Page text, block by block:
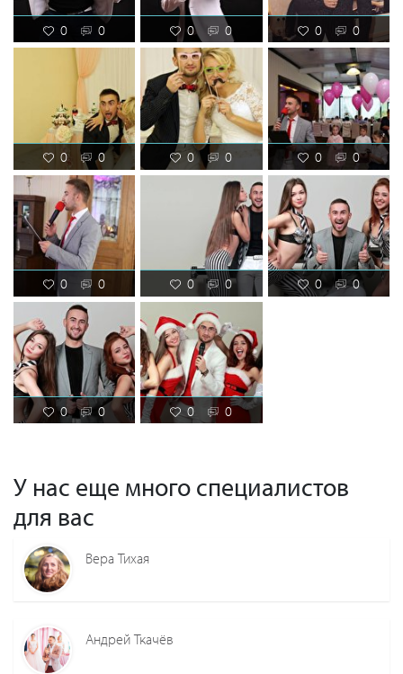
0 0 0 0 0 0
0 0 0 0 0 0
0 0 0 0 0 0
0 0 0 0
У нас еще много специалистов
для вас
Вера Тихая
Андрей Ткачёв